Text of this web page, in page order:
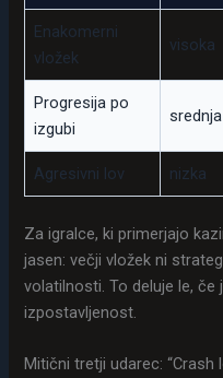
Enakomerni
vložek
visoka
Progresija po
izgubi
srednja
Agresivni lov nizka
Za igralce, ki primerjajo
jasen: večji vložek ni
volatilnosti. To deluje le, če
izpostavljenost.
Mitični tretji udarec: “Crash